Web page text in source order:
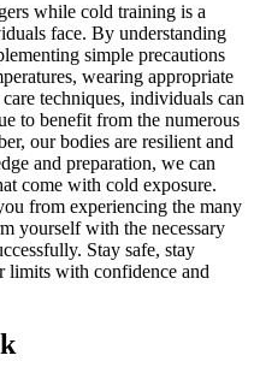
while cold training is a
face. By understanding
simple precautions
wearing appropriate
techniques, individuals can
to benefit from the numerous
our bodies are resilient and
and preparation, we can
come with cold exposure.
from experiencing the many
yourself with the necessary
Stay safe, stay
limits with confidence and